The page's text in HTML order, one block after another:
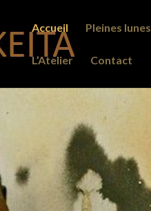
Accueil Pleines lunes
L’Atelier Contact